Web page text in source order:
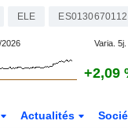
ELE ES0130670112
Varia. 5j.
+2,09
Actualités